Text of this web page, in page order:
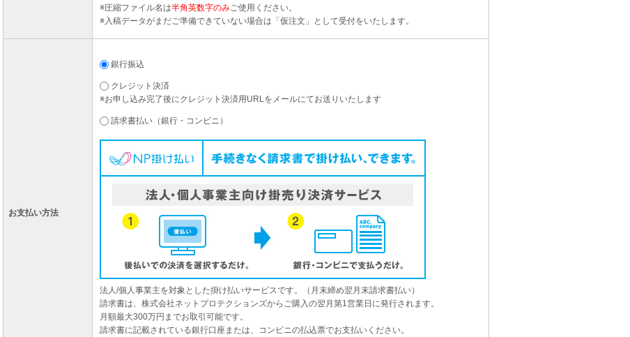
※圧縮ファイル名は半角英数字のみご使用ください。
※入稿データがまだご準備できていない場合は「仮注文」として受付をいたします。
お支払い方法
銀行振込
クレジット決済
※お申し込み完了後にクレジット決済用URLをメールにてお送りいたします
請求書払い（銀行・コンビニ）
法人/個人事業主を対象とした掛け払いサービスです。（月末締め翌月末請求書払い）
請求書は、株式会社ネットプロテクションズからご購入の翌月第1営業日に発行されます。
月額最大300万円までお取引可能です。
請求書に記載されている銀行口座または、コンビニの払込票でお支払いください。